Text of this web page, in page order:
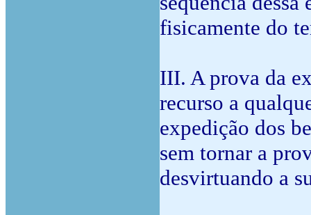
fisicamente do
III. A prova da
recurso a
expedição dos
sem tornar a
desvirtuando a